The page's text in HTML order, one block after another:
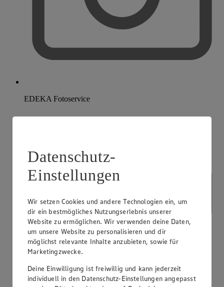
EDEKA Fotoservice
Datenschutz-
Einstellungen
Wir setzen Cookies und andere Technologien ein, um
dir ein bestmögliches Nutzungserlebnis unserer
Website zu ermöglichen. Wir verwenden deine Daten,
um unsere Website zu personalisieren und dir
möglichst relevante Inhalte anzubieten, sowie für
Marketingzwecke.
Deine Einwilligung ist freiwillig und kann jederzeit
individuell in den Datenschutz-Einstellungen angepasst